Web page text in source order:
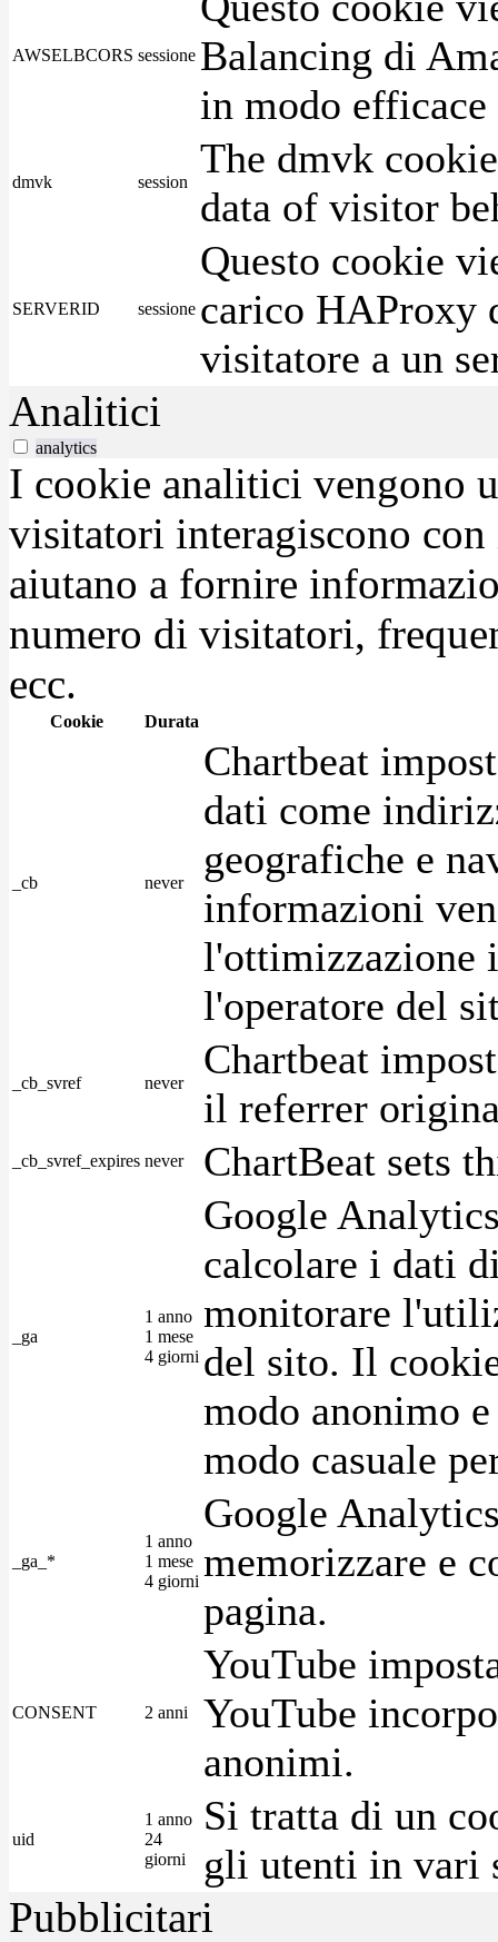
AWSELBCORS sessione Balancing di
in modo
dmvk session
The dmvk
data of visitor
SERVERID sessione
Questo cookie
carico HAProxy
visitatore a un
Analitici
analytics
I cookie analitici vengono
visitatori interagiscono
aiutano a fornire
numero di visitatori,
ecc.
Cookie Durata
_cb never
Chartbeat
dati come
geografiche e
informazioni
l'ottimizzazione
l'operatore del
_cb_svref never
Chartbeat
il referrer
_cb_svref_expires never ChartBeat sets
_ga
1 anno
1 mese
4 giorni
Google
calcolare i dati
monitorare
del sito. Il
modo anonimo
modo casuale
_ga_*
1 anno
1 mese
4 giorni
Google
memorizzare e
pagina.
CONSENT 2 anni
YouTube
YouTube
anonimi.
uid
1 anno
24
giorni
Si tratta di un
gli utenti in vari
Pubblicitari